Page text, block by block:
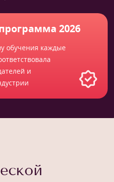
2026
обучения каждые
и